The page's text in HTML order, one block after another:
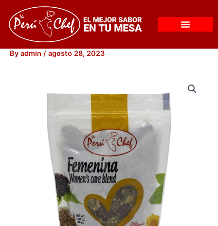
content
By admin / agosto 28, 2023